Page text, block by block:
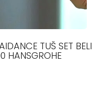
TUŠ SET BELI
HANSGROHE